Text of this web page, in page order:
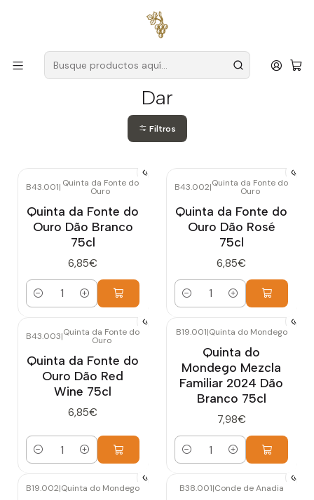
para pedidos superiores a
Productores Dar
Dar
Filtros
B43.001| Quinta da Fonte do
Ouro
Quinta da Fonte do
Ouro Dão Branco
75cl
6,85€
Cantidad
B43.002|Quinta da Fonte do
Ouro
Quinta da Fonte do
Ouro Dão Rosé
75cl
6,85€
Cantidad
B43.003|Quinta da Fonte do
Ouro
Quinta da Fonte do
Ouro Dão Red
Wine 75cl
6,85€
Cantidad
B19.001|Quinta do Mondego
Quinta do
Mondego Mezcla
Familiar 2024 Dão
Branco 75cl
7,98€
Cantidad
B19.002|Quinta do Mondego B38.001|Conde de Anadia